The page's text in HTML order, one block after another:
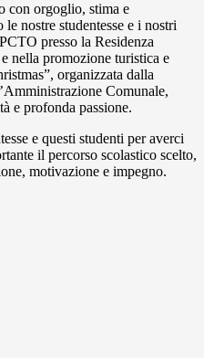
con orgoglio, stima e
nostre studentesse e i nostri
presso la Residenza
nella promozione turistica e
organizzata dalla
Comunale,
e profonda passione.
e questi studenti per averci
il percorso scolastico scelto,
motivazione e impegno.